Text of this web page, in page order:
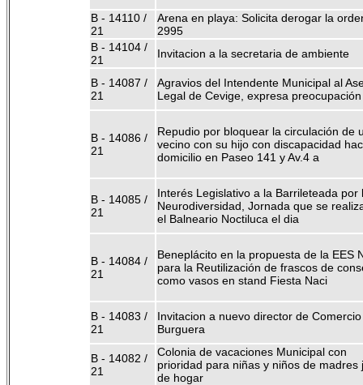
B - 14110 /
21
Arena en playa: Solicita derogar la
2995
B - 14104 /
21
Invitacion a la secretaria de ambiente
B - 14087 /
21
Agravios del Intendente Municipal al
Legal de Cevige, expresa preocupación
B - 14086 /
21
Repudio por bloquear la circulación de
vecino con su hijo con discapacidad
domicilio en Paseo 141 y Av.4 a
B - 14085 /
21
Interés Legislativo a la Barrileteada por
Neurodiversidad, Jornada que se
el Balneario Noctiluca el dia
B - 14084 /
21
Beneplácito en la propuesta de la EES
para la Reutilización de frascos de
como vasos en stand Fiesta Naci
B - 14083 /
21
Invitacion a nuevo director de Comercio
Burguera
B - 14082 /
21
Colonia de vacaciones Municipal con
prioridad para niñas y niños de madres
de hogar